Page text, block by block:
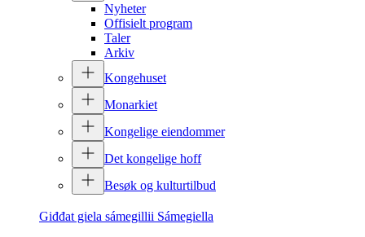
Nyheter
Offisielt program
Taler
Arkiv
Kongehuset
Monarkiet
Kongelige eiendommer
Det kongelige hoff
Besøk og kulturtilbud
Giđđat giela sámegillii Sámegiella